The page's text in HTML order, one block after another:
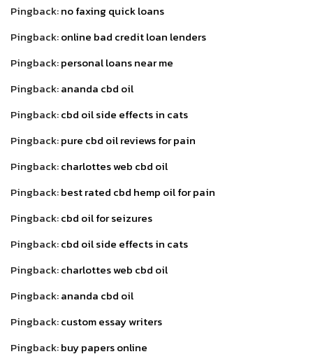
Pingback:no faxing quick loans
Pingback:online bad credit loan lenders
Pingback:personal loans near me
Pingback:ananda cbd oil
Pingback:cbd oil side effects in cats
Pingback:pure cbd oil reviews for pain
Pingback:charlottes web cbd oil
Pingback:best rated cbd hemp oil for pain
Pingback:cbd oil for seizures
Pingback:cbd oil side effects in cats
Pingback:charlottes web cbd oil
Pingback:ananda cbd oil
Pingback:custom essay writers
Pingback:buy papers online